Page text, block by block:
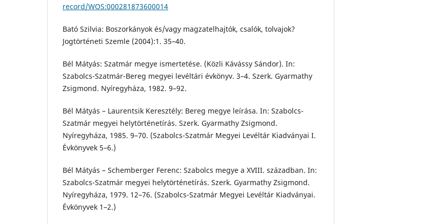
record/WOS:000281873600014
Bató Szilvia: Boszorkányok és/vagy magzatelhajtók, csalók, tolvajok?
Jogtörténeti Szemle (2004):1. 35–40.
Bél Mátyás: Szatmár megye ismertetése. (Közli Kávássy Sándor). In:
Szabolcs-Szatmár-Bereg megyei levéltári évkönyv. 3–4. Szerk. Gyarmathy
Zsigmond. Nyíregyháza, 1982. 9–92.
Bél Mátyás – Laurentsik Keresztély: Bereg megye leírása. In: Szabolcs-
Szatmár megyei helytörténetírás. Szerk. Gyarmathy Zsigmond.
Nyíregyháza, 1985. 9–70. (Szabolcs-Szatmár Megyei Levéltár Kiadványai I.
Évkönyvek 5–6.)
Bél Mátyás – Schemberger Ferenc: Szabolcs megye a XVIII. században. In:
Szabolcs-Szatmár megyei helytörténetírás. Szerk. Gyarmathy Zsigmond.
Nyíregyháza, 1979. 12–76. (Szabolcs-Szatmár Megyei Levéltár Kiadványai.
Évkönyvek 1–2.)